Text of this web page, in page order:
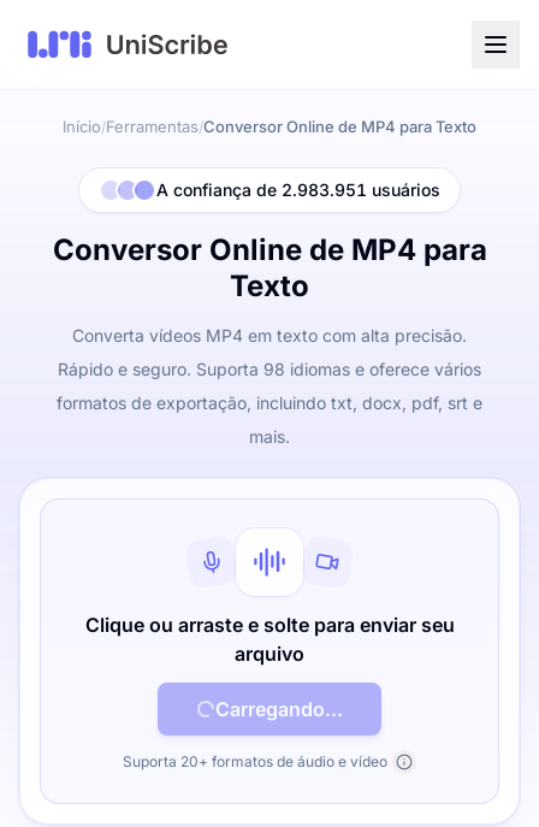
Início/Ferramentas/Conversor Online de MP4 para Texto
A confiança de 2.983.951 usuários
Conversor Online de MP4 para
Texto
Converta vídeos MP4 em texto com alta precisão.
Rápido e seguro. Suporta 98 idiomas e oferece vários
formatos de exportação, incluindo txt, docx, pdf, srt e
mais.
Clique ou arraste e solte para enviar seu
arquivo
Carregando...
Suporta 20+ formatos de áudio e vídeo